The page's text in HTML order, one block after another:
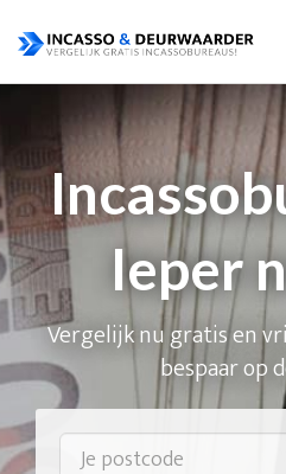
Ieper
Vergelijk nu gratis en
bespaar op